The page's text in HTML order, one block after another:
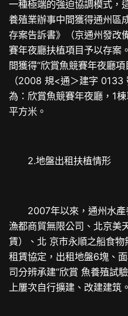
一種極端的強迫協調模式，
養殖業辦事中間獲得通州區
存案告訴書》（京通州發
賽年夜廳扶植項目予以存案
間獲得“欣賞魚競賽年夜廳項
（2008 規<通＞建字
為：欣賞魚競賽年夜廳，1
平方米。
2.地盤出租扶植情形
2007年以來，通州水產
漁都商貿無限公司、北京美
賃）、北 京市永順之船食
租賃協定，出租地盤6塊、
司分辨承建“欣賞 魚養殖試
上屢次自行擴建、改建建筑。